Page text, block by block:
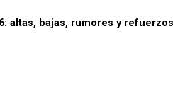
altas, bajas, rumores y refuerzos